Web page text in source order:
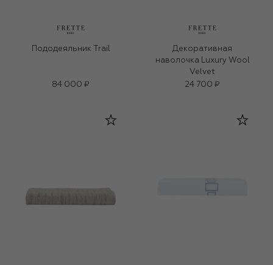
Пододеяльник Trail
84 000 ₽
Декоративная
наволочка Luxury Wool
Velvet
24 700 ₽